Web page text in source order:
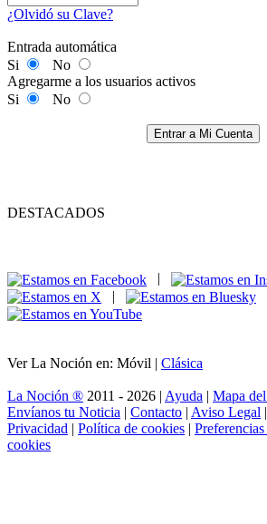
¿Olvidó su Clave?
Entrada automática
Si
No
Agregarme a los usuarios activos
Si
No
Entrar a Mi Cuenta
DESTACADOS
|
Ver La Noción en: Móvil | Clásica
La Noción ® 2011 - 2026 | Ayuda | Mapa
Envíanos tu Noticia | Contacto | Aviso Legal |
Privacidad | Política de cookies |
cookies